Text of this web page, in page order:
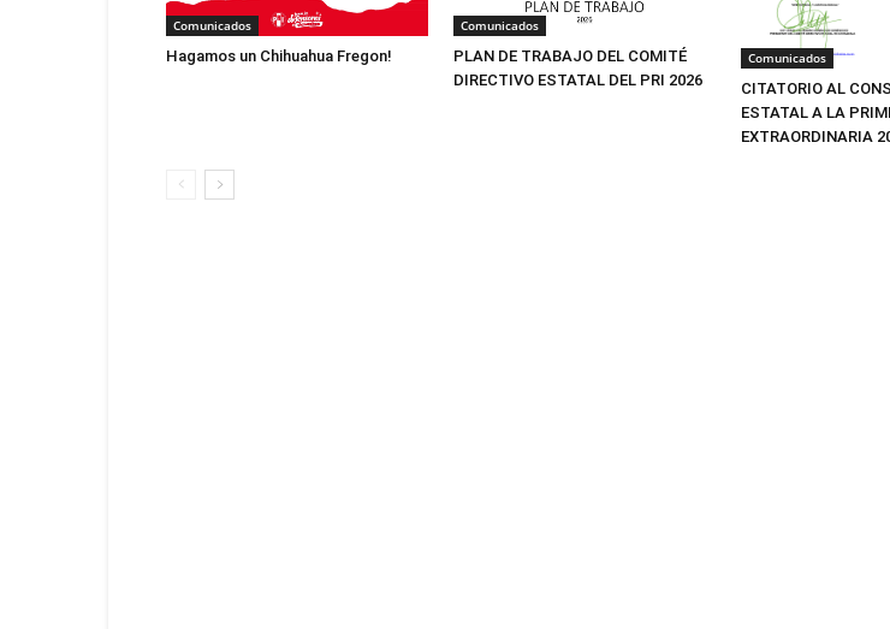
Comunicados
Hagamos un Chihuahua Fregon!
Comunicados
PLAN DE TRABAJO DEL COMITÉ
DIRECTIVO ESTATAL DEL PRI 2026
Comunicados
CITATORIO AL
ESTATAL A LA
EXTRAORDINARIA